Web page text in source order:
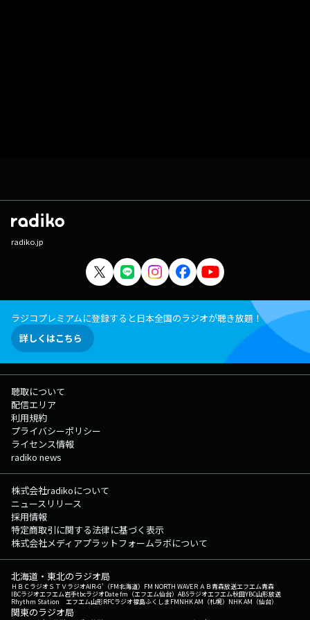
radiko.jp
ラジコプレミアムに登録すると日本全国のラジオが聴き放題！
詳しくはこちら
聴取について
配信エリア
利用規約
プライバシーポリシー
ライセンス情報
radiko news
株式会社radikoについて
ニュースリリース
採用情報
特定商取引に関する法律に基づく表示
株式会社メディアプラットフォームラボについて
北海道・東北のラジオ局
ＨＢＣラジオＳＴＶラジオAIR-G'（FM北海道） FM NORTH WAVEＲＡＢ青森放送エフエム青森
IBCラジオエフエム岩手tbcラジオDate fm（エフエム仙台） ABSラジオエフエム秋田YBC山形放送
Rhythm Station エフエム山形RFCラジオ福島ふくしまFMNHK AM（札幌） NHK AM（仙台）
関東のラジオ局